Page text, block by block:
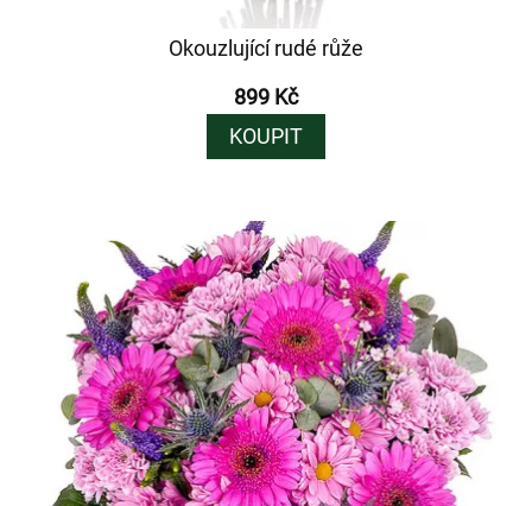
Okouzlující rudé růže
899 Kč
KOUPIT